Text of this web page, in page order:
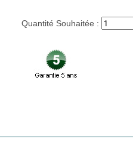
Quantité Souhaitée :